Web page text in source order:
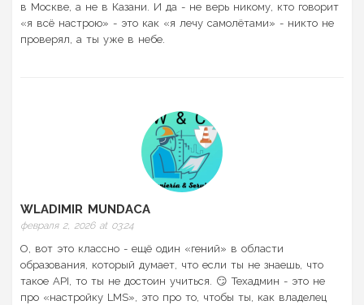
в Москве, а не в Казани. И да - не верь никому, кто говорит
«я всё настрою» - это как «я лечу самолётами» - никто не
проверял, а ты уже в небе.
WLADIMIR MUNDACA
февраля 2, 2026 at 03:24
О, вот это классно - ещё один «гений» в области
образования, который думает, что если ты не знаешь, что
такое API, то ты не достоин учиться. 😏 Техадмин - это не
про «настройку LMS», это про то, чтобы ты, как владелец